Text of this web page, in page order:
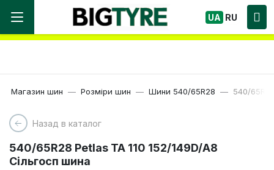
Ми працюємо! Великий вибір Шин, швидка
доставка по Україні!
UA RU
Магазин шин Розміри шин Шини 540/65R28 540/
Назад в каталог
540/65R28 Petlas TA 110 152/149D/A8
Сільгосп шина